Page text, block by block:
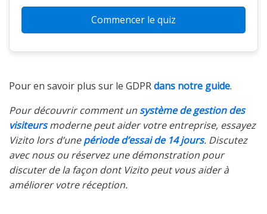
Commencer le quiz
Pour en savoir plus sur le GDPRdans notre guide.
Pour découvrir comment un système de gestion des
visiteursmoderne peut aider votre entreprise, essayez
Vizito lors d’unepériode d’essai de 14 jours. Discutez
avec nous ou réservez une démonstration pour
discuter de la façon dont Vizito peut vous aider à
améliorer votre réception.